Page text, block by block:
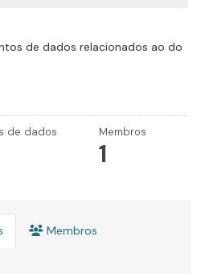
de dados relacionados ao do
de dados Membros
1
Membros